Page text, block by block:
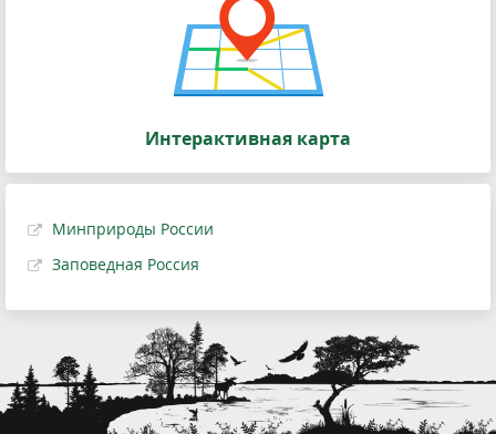
Интерактивная карта
Минприроды России
Заповедная Россия